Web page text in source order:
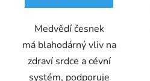
Medvědí česnek
má blahodárný vliv na
zdraví srdce a cévní
systém, podporuje